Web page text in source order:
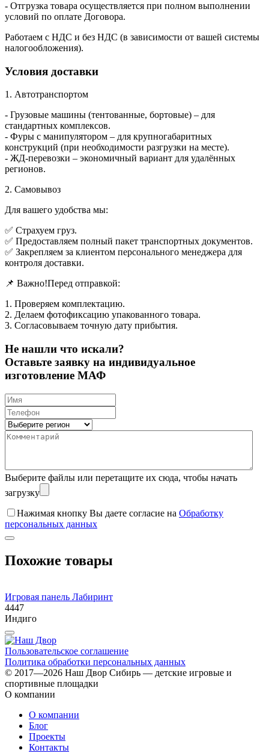
- Отгрузка товара осуществляется при полном выполнении
условий по оплате Договора.
Работаем с НДС и без НДС (в зависимости от вашей системы
налогообложения).
Условия доставки
1. Автотранспортом
- Грузовые машины (тентованные, бортовые) – для
стандартных комплексов.
- Фуры с манипулятором – для крупногабаритных
конструкций (при необходимости разгрузки на месте).
- ЖД-перевозки – экономичный вариант для удалённых
регионов.
2. Самовывоз
Для вашего удобства мы:
✅ Страхуем груз.
✅ Предоставляем полный пакет транспортных документов.
✅ Закрепляем за клиентом персонального менеджера для
контроля доставки.
📌 Важно!Перед отправкой:
1. Проверяем комплектацию.
2. Делаем фотофиксацию упакованного товара.
3. Согласовываем точную дату прибытия.
Не нашли что искали?
Оставьте заявку на индивидуальное
изготовление МАФ
Выберите файлы или перетащите их сюда, чтобы начать
загрузку
Нажимая кнопку Вы даете согласие на Обработку
персональных данных
Похожие товары
Игровая панель Лабиринт
4447
Индиго
Пользовательское соглашение
Политика обработки персональных данных
© 2017—2026 Наш Двор Сибирь — детские игровые и
спортивные площадки
О компании
О компании
Блог
Проекты
Контакты